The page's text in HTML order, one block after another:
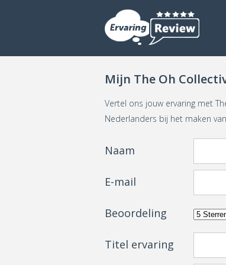
Mijn The Oh
Vertel ons jouw ervaring met
Nederlanders bij het maken
Naam
E-mail
Beoordeling
Titel ervaring